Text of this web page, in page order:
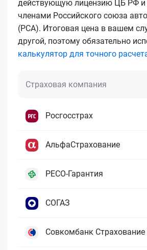
действующую лицензию ЦБ РФ и
членами Российского союза
(РСА). Итоговая цена в вашем
другой, поэтому обязательно
калькулятор для точного
Страховая компания
Росгосстрах
АльфаСтрахование
РЕСО-Гарантия
СОГАЗ
Совкомбанк Страхование